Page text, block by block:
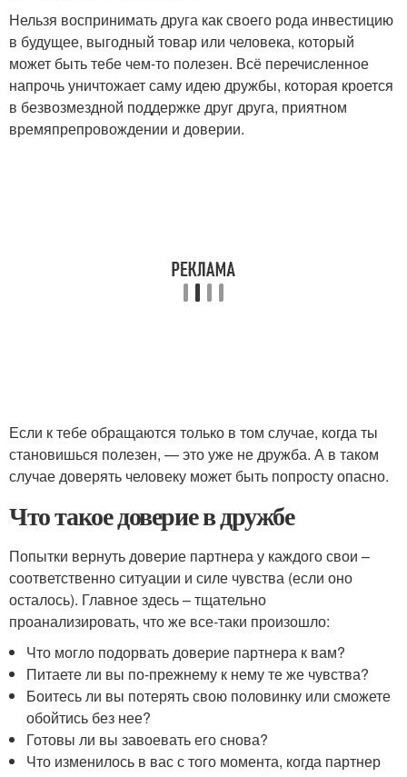
Нельзя воспринимать друга как своего рода инвестицию
в будущее, выгодный товар или человека, который
может быть тебе чем-то полезен. Всё перечисленное
напрочь уничтожает саму идею дружбы, которая кроется
в безвозмездной поддержке друг друга, приятном
времяпрепровождении и доверии.
Если к тебе обращаются только в том случае, когда ты
становишься полезен, — это уже не дружба. А в таком
случае доверять человеку может быть попросту опасно.
Что такое доверие в дружбе
Попытки вернуть доверие партнера у каждого свои –
соответственно ситуации и силе чувства (если оно
осталось). Главное здесь – тщательно
проанализировать, что же все-таки произошло:
Что могло подорвать доверие партнера к вам?
Питаете ли вы по-прежнему к нему те же чувства?
Боитесь ли вы потерять свою половинку или сможете
обойтись без нее?
Готовы ли вы завоевать его снова?
Что изменилось в вас с того момента, когда партнер